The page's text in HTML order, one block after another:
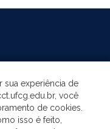
sua experiência de
você
de cookies.
isso é feito,